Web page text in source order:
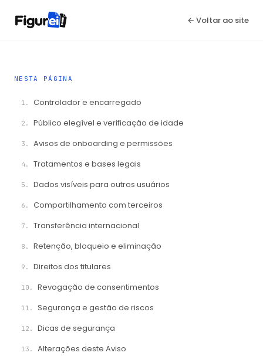
← Voltar ao site
NESTA PÁGINA
Controlador e encarregado
Público elegível e verificação de idade
Avisos de onboarding e permissões
Tratamentos e bases legais
Dados visíveis para outros usuários
Compartilhamento com terceiros
Transferência internacional
Retenção, bloqueio e eliminação
Direitos dos titulares
Revogação de consentimentos
Segurança e gestão de riscos
Dicas de segurança
Alterações deste Aviso